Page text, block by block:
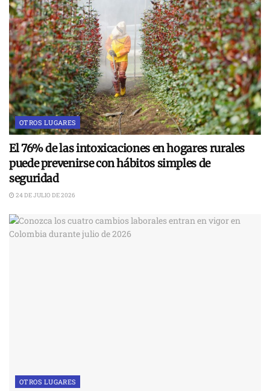
OTROS LUGARES
El 76% de las intoxicaciones en hogares rurales
puede prevenirse con hábitos simples de
seguridad
24 DE JULIO DE 2026
OTROS LUGARES